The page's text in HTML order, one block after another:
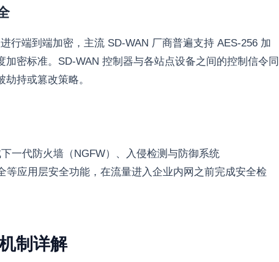
行端到端加密，主流 SD-WAN 厂商普遍支持 AES-256 加
密标准。SD-WAN 控制器与各站点设备之间的控制信令同
持或篡改策略。
一代防火墙（NGFW）、入侵检测与防御系统
等应用层安全功能，在流量进入企业内网之前完成安全检
制详解